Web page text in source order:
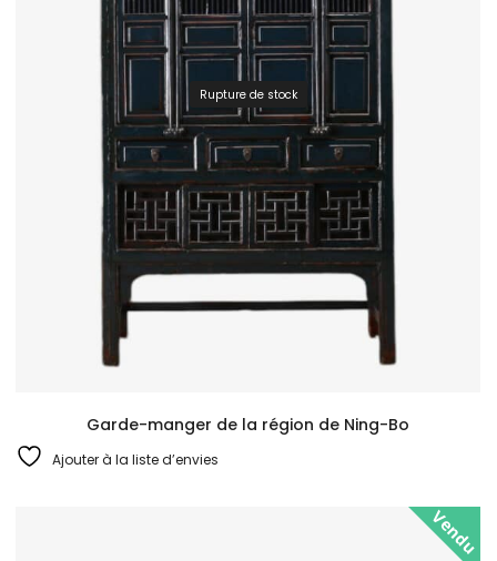
Rupture de stock
Garde-manger de la région de Ning-Bo
Ajouter à la liste d’envies
Vendu